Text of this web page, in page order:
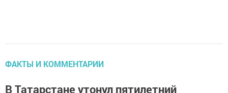
ФАКТЫ И КОММЕНТАРИИ
В Татарстане утонул пятилетний